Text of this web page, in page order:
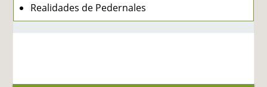
Realidades de Pedernales